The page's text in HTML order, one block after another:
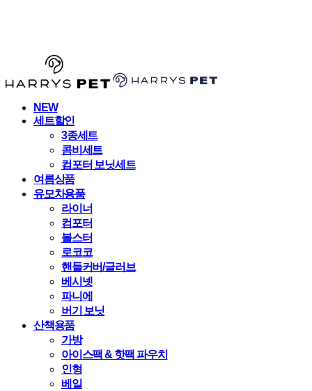
NEW
세트할인
3종세트
콤비세트
컴포터 보닛세트
여름상품
유모차용품
라이너
컴포터
볼스터
로코코
핸들커버/글러브
베시넷
파니에
버기 보닛
산책용품
가방
아이스팩 & 핫팩 파우치
인형
베일